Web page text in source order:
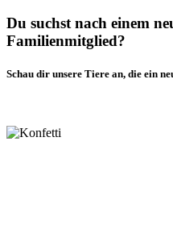
Du suchst nach einem
Familienmitglied?
Schau dir unsere Tiere an, die ein